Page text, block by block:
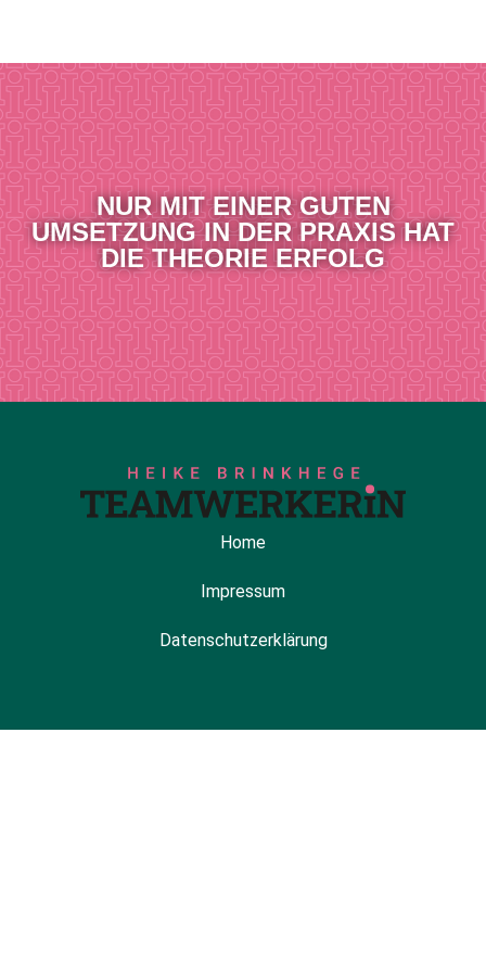
NUR MIT EINER GUTEN
UMSETZUNG IN DER PRAXIS HAT
DIE THEORIE ERFOLG
Home
Impressum
Datenschutzerklärung